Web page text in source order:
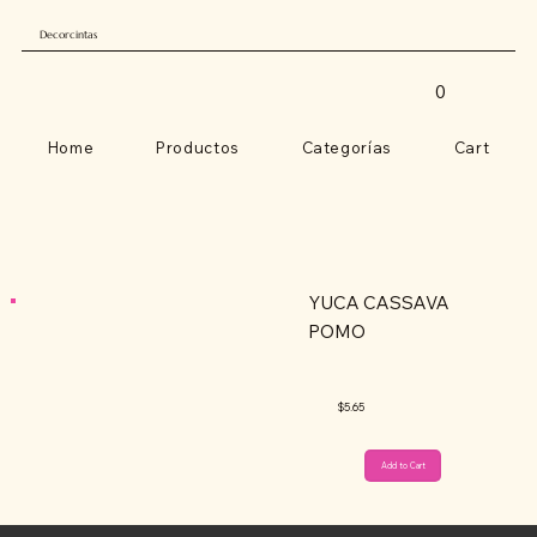
Decorcintas
Home Productos Categorías Cart
0
Add to Cart
YUCA CASSAVA
POMO
$5.65